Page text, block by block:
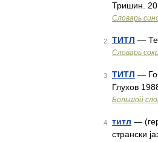
Тришин.
Словарь
2 ТИТЛ —
Словарь
3 ТИТЛ —
Глухов
Большой
4 титл —
странски